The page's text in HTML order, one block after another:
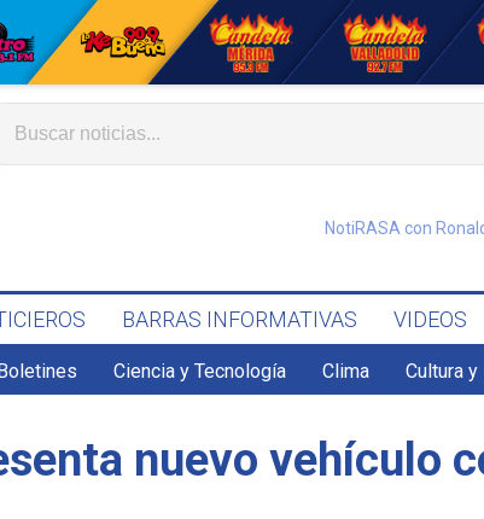
NotiRASA con
BARRAS INFORMATIVAS VIDEOS
Ciencia y Tecnología Clima Cultura
nuevo vehículo